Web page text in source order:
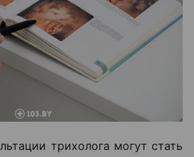
трихолога могут стать